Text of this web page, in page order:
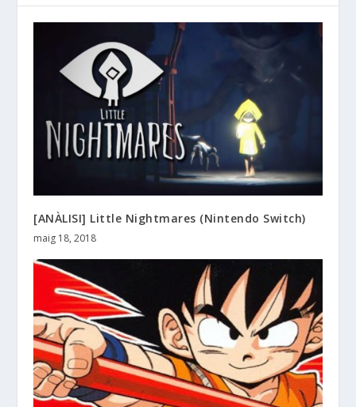
[ANÀLISI] Little Nightmares (Nintendo Switch)
maig 18, 2018